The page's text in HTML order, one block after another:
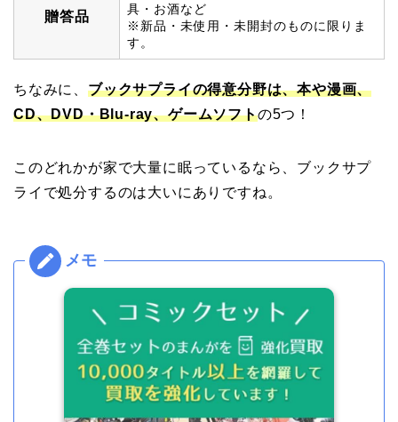
贈答品
具・お酒など
※新品・未使用・未開封のものに限りま
す。
ちなみに、 ブックサプライの得意分野は、本や漫画、
CD、DVD・Blu-ray、ゲームソフトの5つ！
このどれかが家で大量に眠っているなら、ブックサプ
ライで処分するのは大いにありですね。